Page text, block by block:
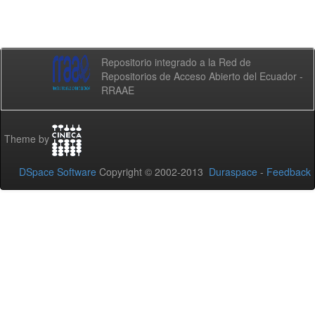
Repositorio integrado a la Red de
Repositorios de Acceso Abierto del Ecuador -
RRAAE
Theme by
DSpace Software Copyright © 2002-2013 Duraspace - Feedback